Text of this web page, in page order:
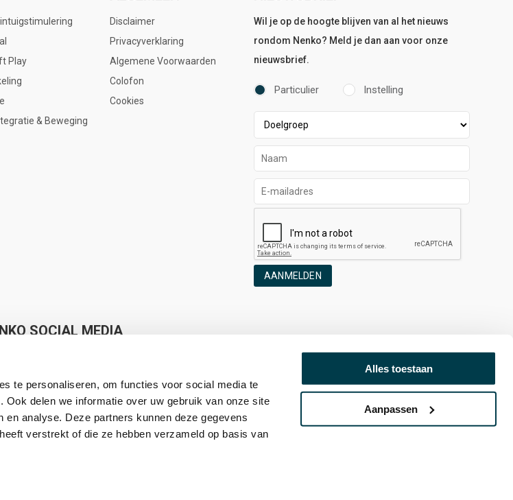
te personaliseren, om functies voor social media te
delen we informatie over uw gebruik van onze site
analyse. Deze partners kunnen deze gegevens
verstrekt of die ze hebben verzameld op basis van
Alles toestaan
Aanpassen
Play
& Beweging
Disclaimer
Privacyverklaring
Algemene Voorwaarden
Colofon
Cookies
Wil je op de hoogte blijven van al het nieuws
rondom Nenko? Meld je dan aan voor onze
nieuwsbrief.
Particulier Instelling
AANMELDEN
SOCIAL MEDIA
Nenko makes Sense